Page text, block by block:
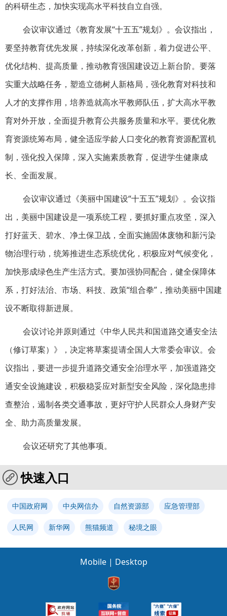
的科研生态，加快实现高水平科技自立自强。
会议审议通过《教育发展“十五五”规划》。会议指出，
要坚持教育优先发展，持续深化改革创新，着力促进公平、
优化结构、提高质量，推动教育强国建设迈上新台阶。要落
实重大战略任务，塑造立德树人新格局，强化教育对科技和
人才的支撑作用，培养造就高水平教师队伍，扩大高水平教
育对外开放，全面提升教育公共服务质量和水平。要优化教
育资源统筹布局，健全适应学龄人口变化的教育资源配置机
制，强化投入保障，深入实施素质教育，促进学生健康成
长、全面发展。
会议审议通过《美丽中国建设“十五五”规划》。会议指
出，美丽中国建设是一项系统工程，要抓好重点攻坚，深入
打好蓝天、碧水、净土保卫战，全面实施固体废物和新污染
物治理行动，统筹推进生态系统优化，积极应对气候变化，
加快形成绿色生产生活方式。要加强协同配合，健全保障体
系，打好法治、市场、科技、政策“组合拳”，推动美丽中国建
设不断取得新进展。
会议讨论并原则通过《中华人民共和国道路交通安全法
（修订草案）》，决定将草案提请全国人大常委会审议。会
议指出，要进一步提升道路交通安全治理水平，加强道路交
通安全设施建设，积极稳妥应对新型安全风险，深化隐患排
查整治，遏制各类交通事故，更好守护人民群众人身财产安
全、助力高质量发展。
会议还研究了其他事项。
快速入口
中国政府网 中央网信办 自然资源部 应急管理部
人民网 新华网 熊猫频道 秘境之眼
Mobile | Desktop